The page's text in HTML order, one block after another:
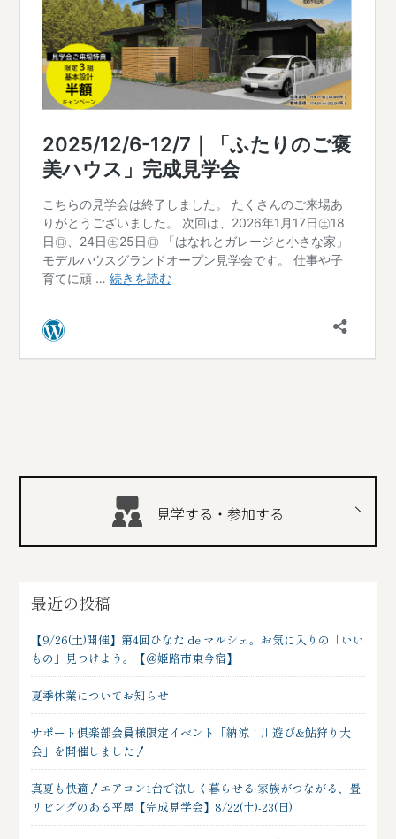
見学する・参加する
最近の投稿
【9/26(土)開催】第4回ひなた de マルシェ。お気に入りの「いい
もの」見つけよう。【＠姫路市東今宿】
夏季休業についてお知らせ
サポート俱楽部会員様限定イベント「納涼：川遊び&鮎狩り大
会」を開催しました！
真夏も快適！エアコン1台で涼しく暮らせる 家族がつながる、畳
リビングのある平屋【完成見学会】8/22(土)-23(日)